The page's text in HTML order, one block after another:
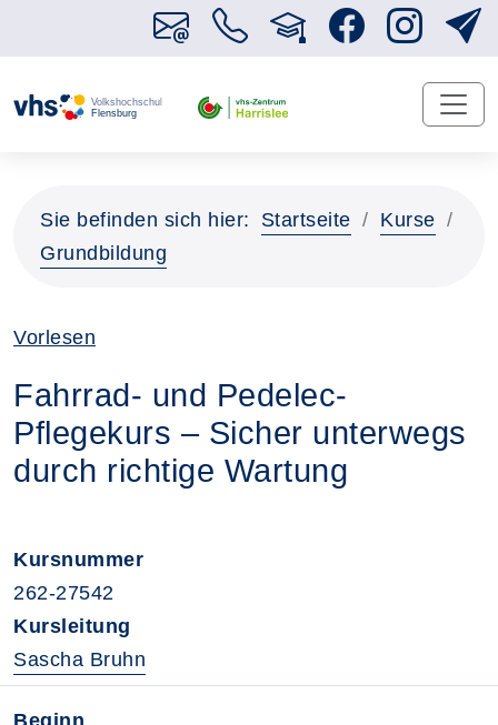
Sie befinden sich hier: Startseite
Kurse
Grundbildung
Vorlesen
Fahrrad- und Pedelec-
Pflegekurs – Sicher unterwegs
durch richtige Wartung
Kursnummer
262-27542
Kursleitung
Sascha Bruhn
Beginn